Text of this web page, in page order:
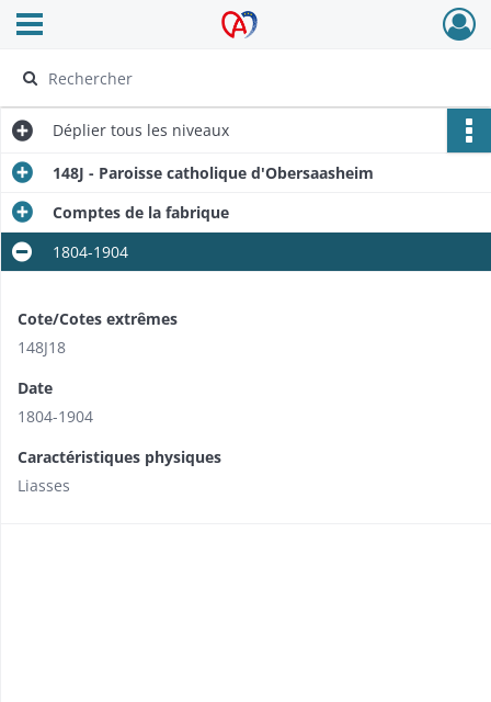
Archives Alsace - Colmar
Ouvrir le menu déroulant
Déplier tous les niveaux
148J - Paroisse catholique d'Obersaasheim
Comptes de la fabrique
1804-1904
Cote/Cotes extrêmes
148J18
Date
1804-1904
Caractéristiques physiques
Liasses